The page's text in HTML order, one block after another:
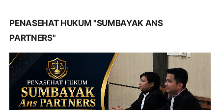
PENASEHAT HUKUM "SUMBAYAK ANS
PARTNERS"